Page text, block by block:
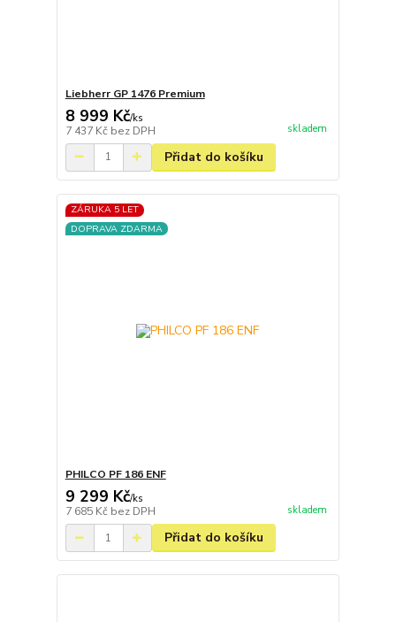
Liebherr GP 1476 Premium
8 999 Kč/ks
7 437 Kč bez DPH skladem
Přidat do košíku
ZÁRUKA 5 LET
DOPRAVA ZDARMA
PHILCO PF 186 ENF
9 299 Kč/ks
7 685 Kč bez DPH skladem
Přidat do košíku